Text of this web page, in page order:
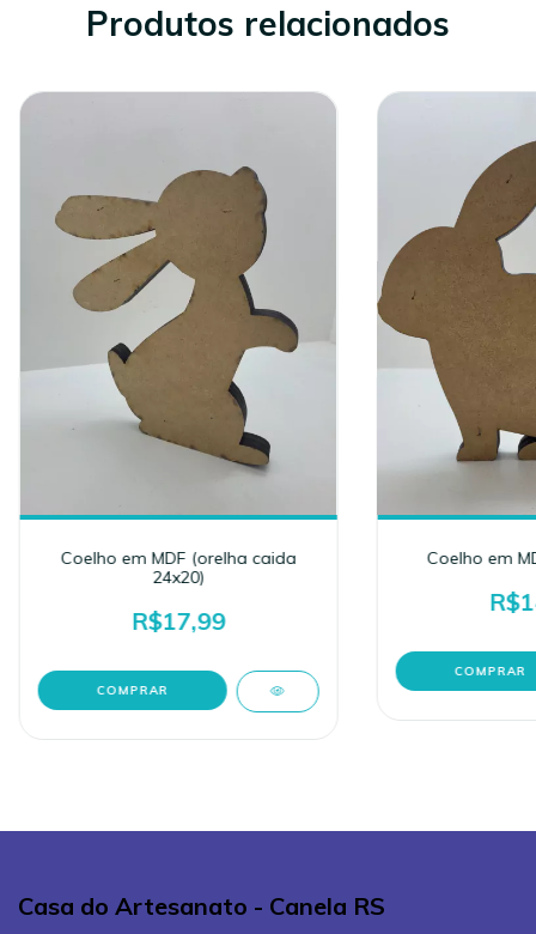
Produtos relacionados
Coelho em MDF (orelha caida
24x20)
R$17,99
Coelho em
Casa do Artesanato - Canela RS